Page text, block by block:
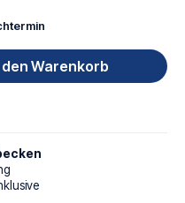
gewünschten Wert
den Warenkorb